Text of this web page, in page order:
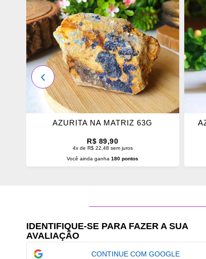
ADICIONAR
OS
FAVORITOS
AZURITA NA MATRIZ 63G
R$ 89,90
4x de R$ 22,48 sem juros
Você ainda ganha180 pontos
ANTERIOR
IDENTIFIQUE-SE PARA FAZER A SUA
AVALIAÇÃO
CONTINUE COM GOOGLE